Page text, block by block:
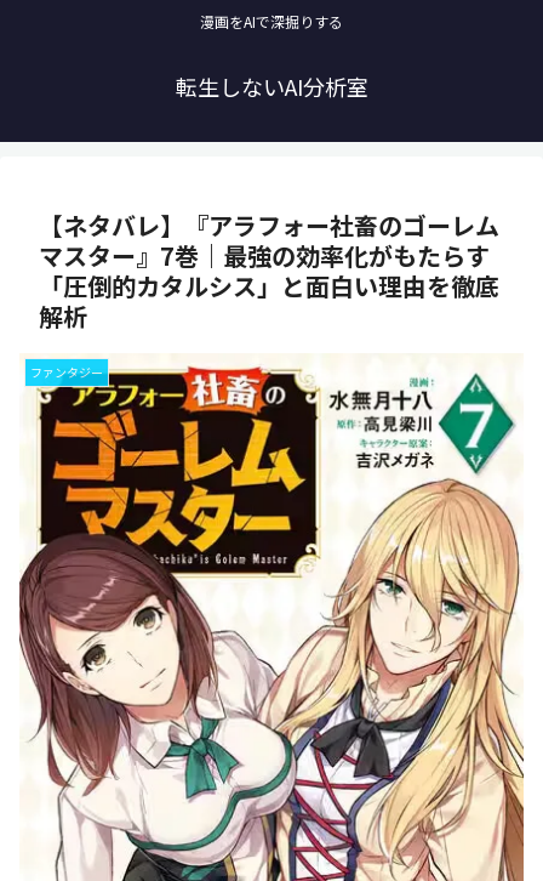
漫画をAIで深掘りする
転生しないAI分析室
【ネタバレ】『アラフォー社畜のゴーレム
マスター』7巻｜最強の効率化がもたらす
「圧倒的カタルシス」と面白い理由を徹底
解析
ファンタジー